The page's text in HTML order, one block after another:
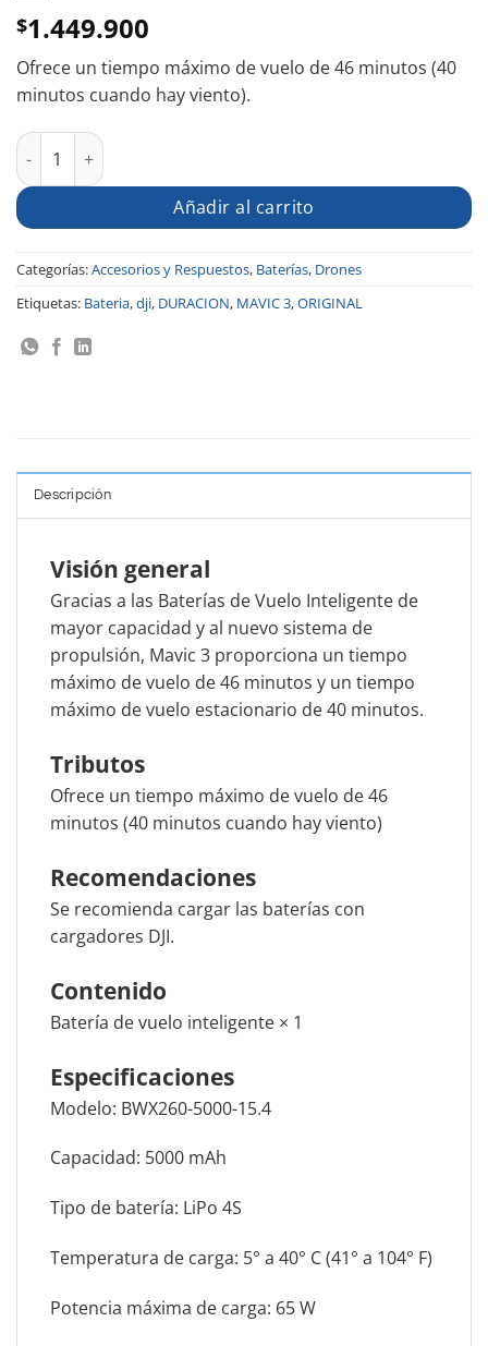
$1.449.900
Ofrece un tiempo máximo de vuelo de 46 minutos (40
minutos cuando hay viento).
Batería de vuelo inteligente DJI Mavic 3 cantidad
Añadir al carrito
Categorías:Accesorios y Respuestos, Baterías, Drones
Etiquetas: Bateria,dji, DURACION, MAVIC 3,ORIGINAL
Descripción
Visión general
Gracias a las Baterías de Vuelo Inteligente de
mayor capacidad y al nuevo sistema de
propulsión, Mavic 3 proporciona un tiempo
máximo de vuelo de 46 minutos y un tiempo
máximo de vuelo estacionario de 40 minutos.
Tributos
Ofrece un tiempo máximo de vuelo de 46
minutos (40 minutos cuando hay viento)
Recomendaciones
Se recomienda cargar las baterías con
cargadores DJI.
Contenido
Batería de vuelo inteligente × 1
Especificaciones
Modelo: BWX260-5000-15.4
Capacidad: 5000 mAh
Tipo de batería: LiPo 4S
Temperatura de carga: 5° a 40° C (41° a 104° F)
Potencia máxima de carga: 65 W